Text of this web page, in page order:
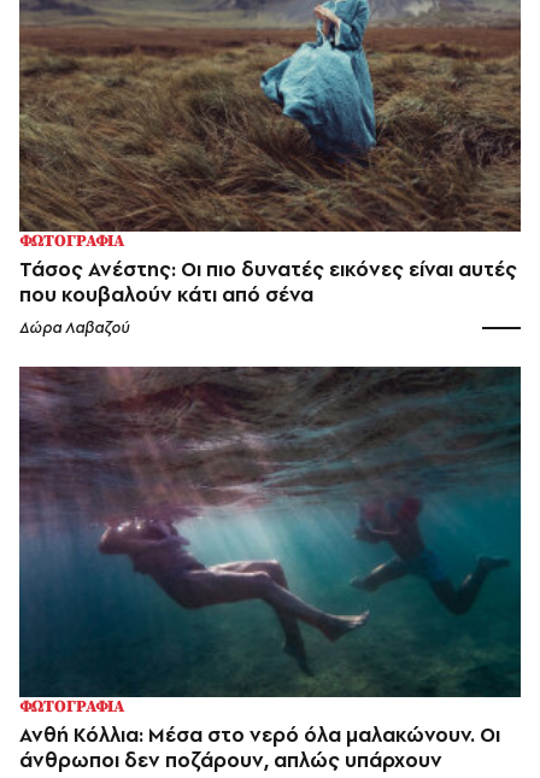
ΦΩΤΟΓΡΑΦΙΑ
Τάσος Ανέστης: Οι πιο δυνατές εικόνες είναι αυτές
που κουβαλούν κάτι από σένα
Δώρα Λαβαζού
ΦΩΤΟΓΡΑΦΙΑ
Ανθή Κόλλια: Μέσα στο νερό όλα μαλακώνουν. Οι
άνθρωποι δεν ποζάρουν, απλώς υπάρχουν